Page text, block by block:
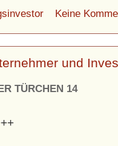
Keine
und
TÜRCHEN 14